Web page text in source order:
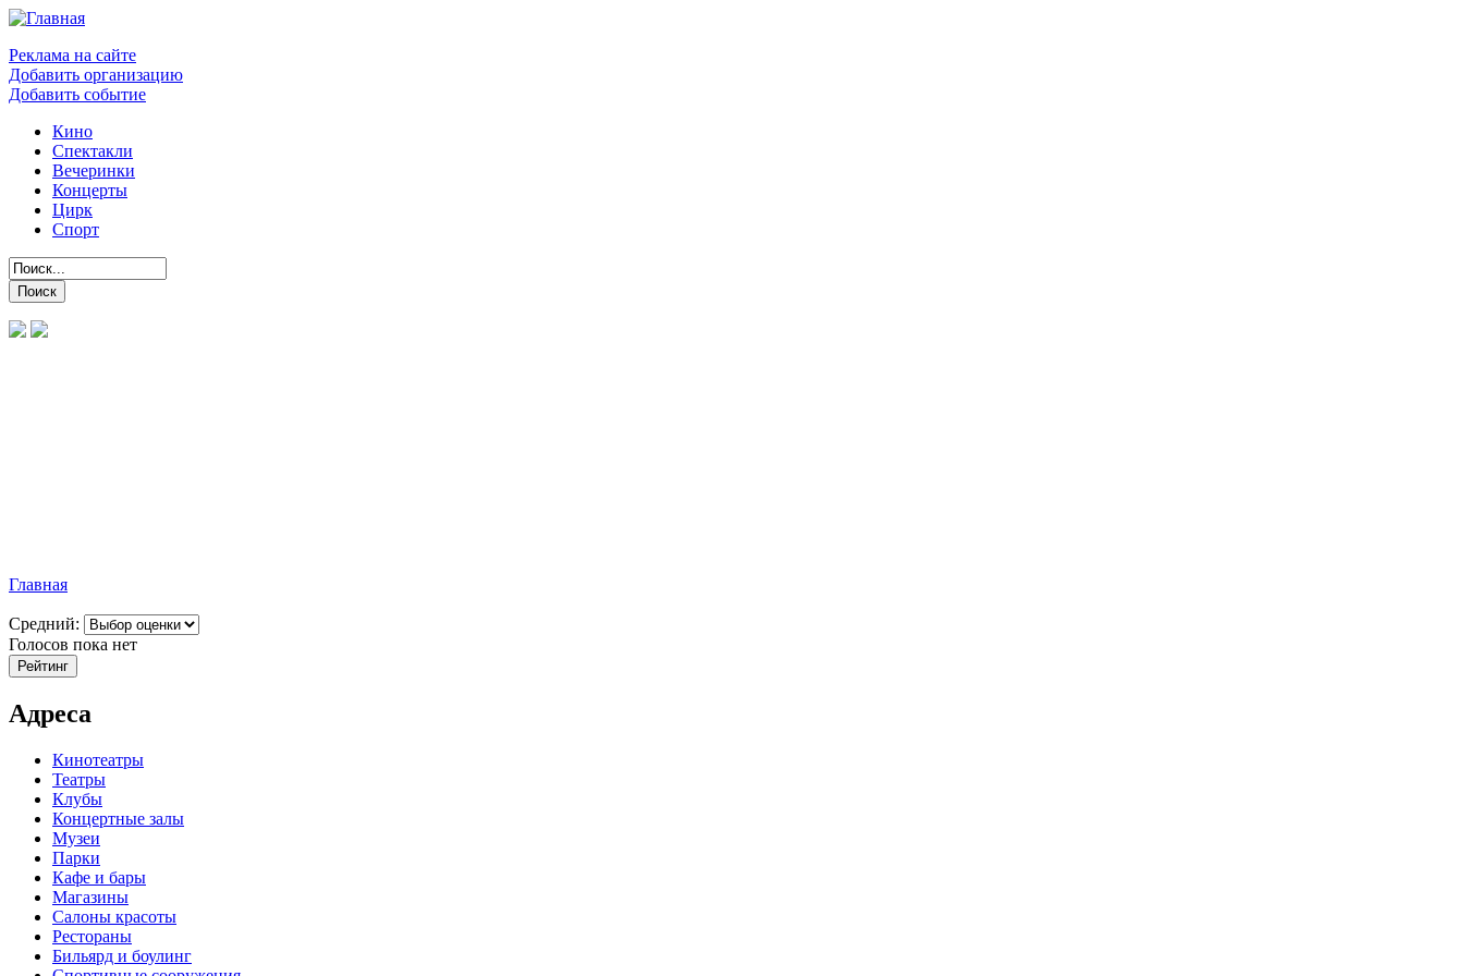
Реклама на сайте
Добавить организацию
Добавить событие
Кино
Спектакли
Вечеринки
Концерты
Цирк
Спорт
Главная
Средний:
Голосов пока нет
Адреса
Кинотеатры
Театры
Клубы
Концертные залы
Музеи
Парки
Кафе и бары
Магазины
Салоны красоты
Рестораны
Бильярд и боулинг